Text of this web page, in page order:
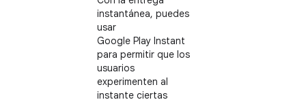
instantánea, puedes
usar
Google Play Instant
para permitir que los
usuarios
experimenten al
instante ciertas